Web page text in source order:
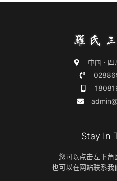
中国 · 四
Stay In
您可以点击左下角
也可以在网站联系我